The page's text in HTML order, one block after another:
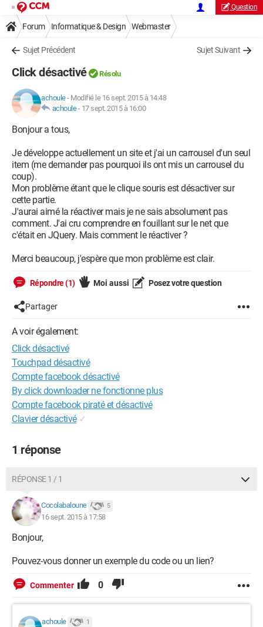
Question
Forum Informatique & Design Webmaster
Sujet Précédent Sujet Suivant
Click désactivé Résolu
achoule- Modifié le 16 sept. 2015 à 14:48
achoule- 17 sept. 2015 à 16:00
Bonjour a tous,
Je développe actuellement un site et j'ai un carrousel d'un seul
item (me demander pas pourquoi ils ont mis un carrousel du
coup).
Mon problème étant que le clique souris est désactiver sur
cette partie.
J'aurai aimé la réactiver mais je ne sais absolument pas
comment. J'ai cru comprendre en fouillant sur le net que
c'était en JQuery. Mais comment le réactiver ?
Merci beaucoup, j'espère que mon problème est clair.
Répondre (1) Moi aussi Posez votre question
Partager
A voir également:
Click désactivé
Touchpad désactivé
Compte facebook désactivé
By click downloader ne fonctionne plus
Compte facebook piraté et désactivé
Clavier désactivé ✓
1 réponse
RÉPONSE 1 / 1
Cocolabaloune 5
16 sept. 2015 à 17:58
Bonjour,
Pouvez-vous donner un exemple du code ou un lien?
Commenter 0
achoule 1